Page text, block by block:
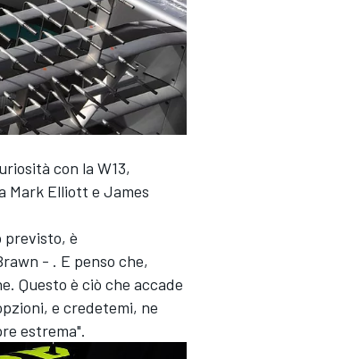
con la W13,
Mark Elliott e James
previsto, è
- . E penso che,
Questo è ciò che accade
e credetemi, ne
estrema".